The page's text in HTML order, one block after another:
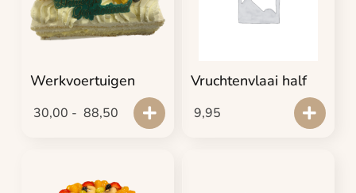
Werkvoertuigen
30,00 - 88,50
Vruchtenvlaai half
9,95